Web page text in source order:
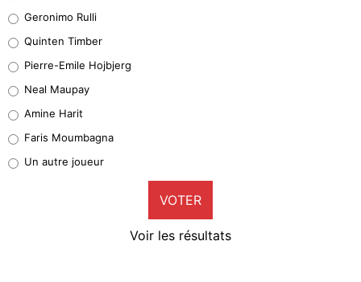
32%
5%
1%
9%
Geronimo Rulli
Quinten Timber
Pierre-Emile Hojbjerg
Neal Maupay
Amine Harit
Faris Moumbagna
Un autre joueur
VOTER
Voir les résultats